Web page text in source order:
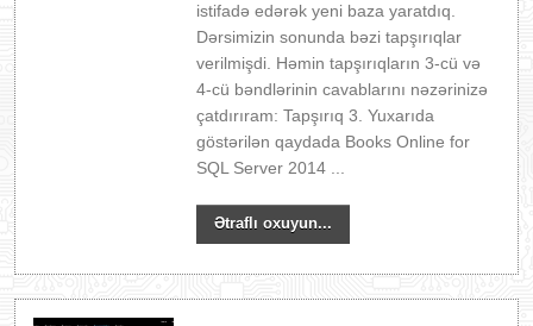
istifadə edərək yeni baza yaratdıq.
Dərsimizin sonunda bəzi tapşırıqlar
verilmişdi. Həmin tapşırıqların 3-cü və
4-cü bəndlərinin cavablarını nəzərinizə
çatdırıram: Tapşırıq 3. Yuxarıda
göstərilən qaydada Books Online for
SQL Server 2014 ...
Ətraflı oxuyun...